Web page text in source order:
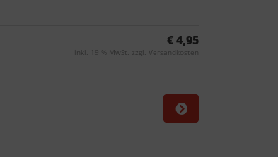
€ 4,95
inkl. 19 % MwSt. zzgl. Versandkosten